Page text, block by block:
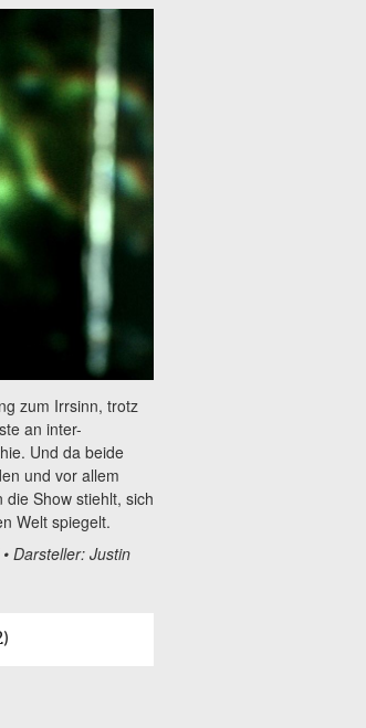
zum Irrsinn, trotz
an inter-
Und da beide
und vor allem
Show stiehlt, sich
Welt spiegelt.
Darsteller: Justin